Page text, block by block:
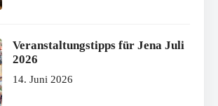
Veranstaltungstipps für Jena Juli
2026
14. Juni 2026